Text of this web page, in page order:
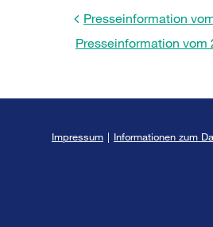
Presseinformation
Presseinformation vom
Impressum | Informationen zum